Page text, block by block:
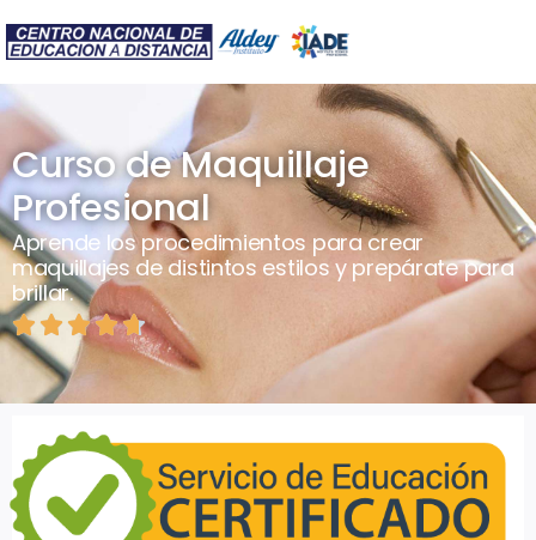
Curso de Maquillaje
Profesional
Aprende los procedimientos para crear
maquillajes de distintos estilos y prepárate para
brillar.
  